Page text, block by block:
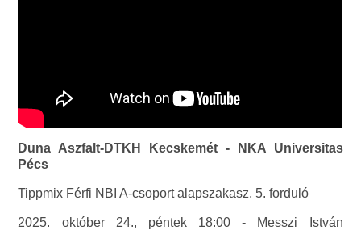
Duna Aszfalt-DTKH Kecskemét - NKA Universitas
Pécs
Tippmix Férfi NBI A-csoport alapszakasz, 5. forduló
2025. október 24., péntek 18:00 - Messzi István